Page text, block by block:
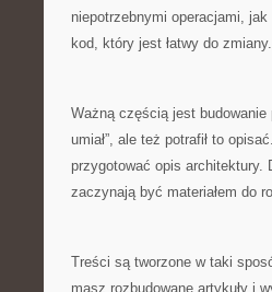
niepotrzebnymi operacjami,
kod, który jest łatwy do zmiany.
Ważną częścią jest
umiał”, ale też potrafił to
przygotować opis architektury.
zaczynają być materiałem do
Treści są tworzone w taki
masz rozbudowane artykuły i